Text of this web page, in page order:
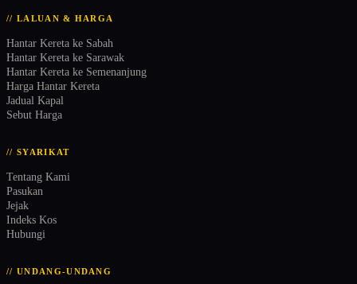
// LALUAN & HARGA
Hantar Kereta ke Sabah
Hantar Kereta ke Sarawak
Hantar Kereta ke Semenanjung
Harga Hantar Kereta
Jadual Kapal
Sebut Harga
// SYARIKAT
Tentang Kami
Pasukan
Jejak
Indeks Kos
Hubungi
// UNDANG-UNDANG